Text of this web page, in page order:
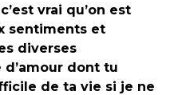
vrai qu’on est
sentiments et
diverses
dont tu
de ta vie si je ne